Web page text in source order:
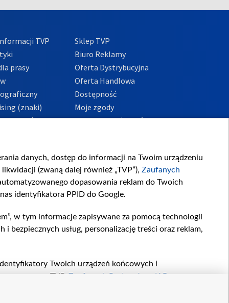
TVP
prasy
(znaki)
Sklep TVP
Biuro Reklamy
Oferta Dystrybucyjna
Oferta Handlowa
Dostępność
Moje zgody
Procedura zgłoszeń
danych, dostęp do informacji na Twoim urządzeniu
(zwaną dalej również „TVP”), Zaufanych
dopasowania reklam do Twoich
identyfikatora PPID do Google.
w tym informacje zapisywane za pomocą technologii
usług, personalizację treści oraz reklam,
Twoich urządzeń końcowych i
przez TVP, Zaufanych Partnerów z IAB
lub dostęp do nich, wyboru podstawowych reklam,
wyboru spersonalizowanych treści, pomiaru